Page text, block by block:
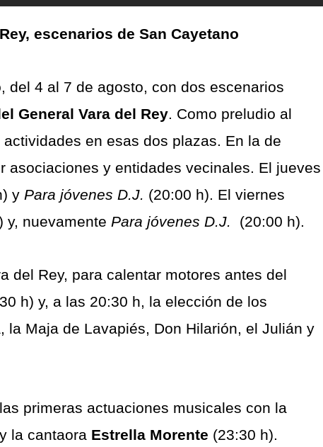
escenarios de San Cayetano
del 4 al 7 de agosto, con dos escenarios
General Vara del Rey. Como preludio al
en esas dos plazas. En la de
asociaciones y entidades vecinales. El jueves
y Para jóvenes D.J. (20:00 h). El viernes
y, nuevamente Para jóvenes D.J. (20:00 h).
del Rey, para calentar motores antes del
h) y, a las 20:30 h, la elección de los
Maja de Lavapiés, Don Hilarión, el Julián y
primeras actuaciones musicales con la
la cantaora Estrella Morente (23:30 h).